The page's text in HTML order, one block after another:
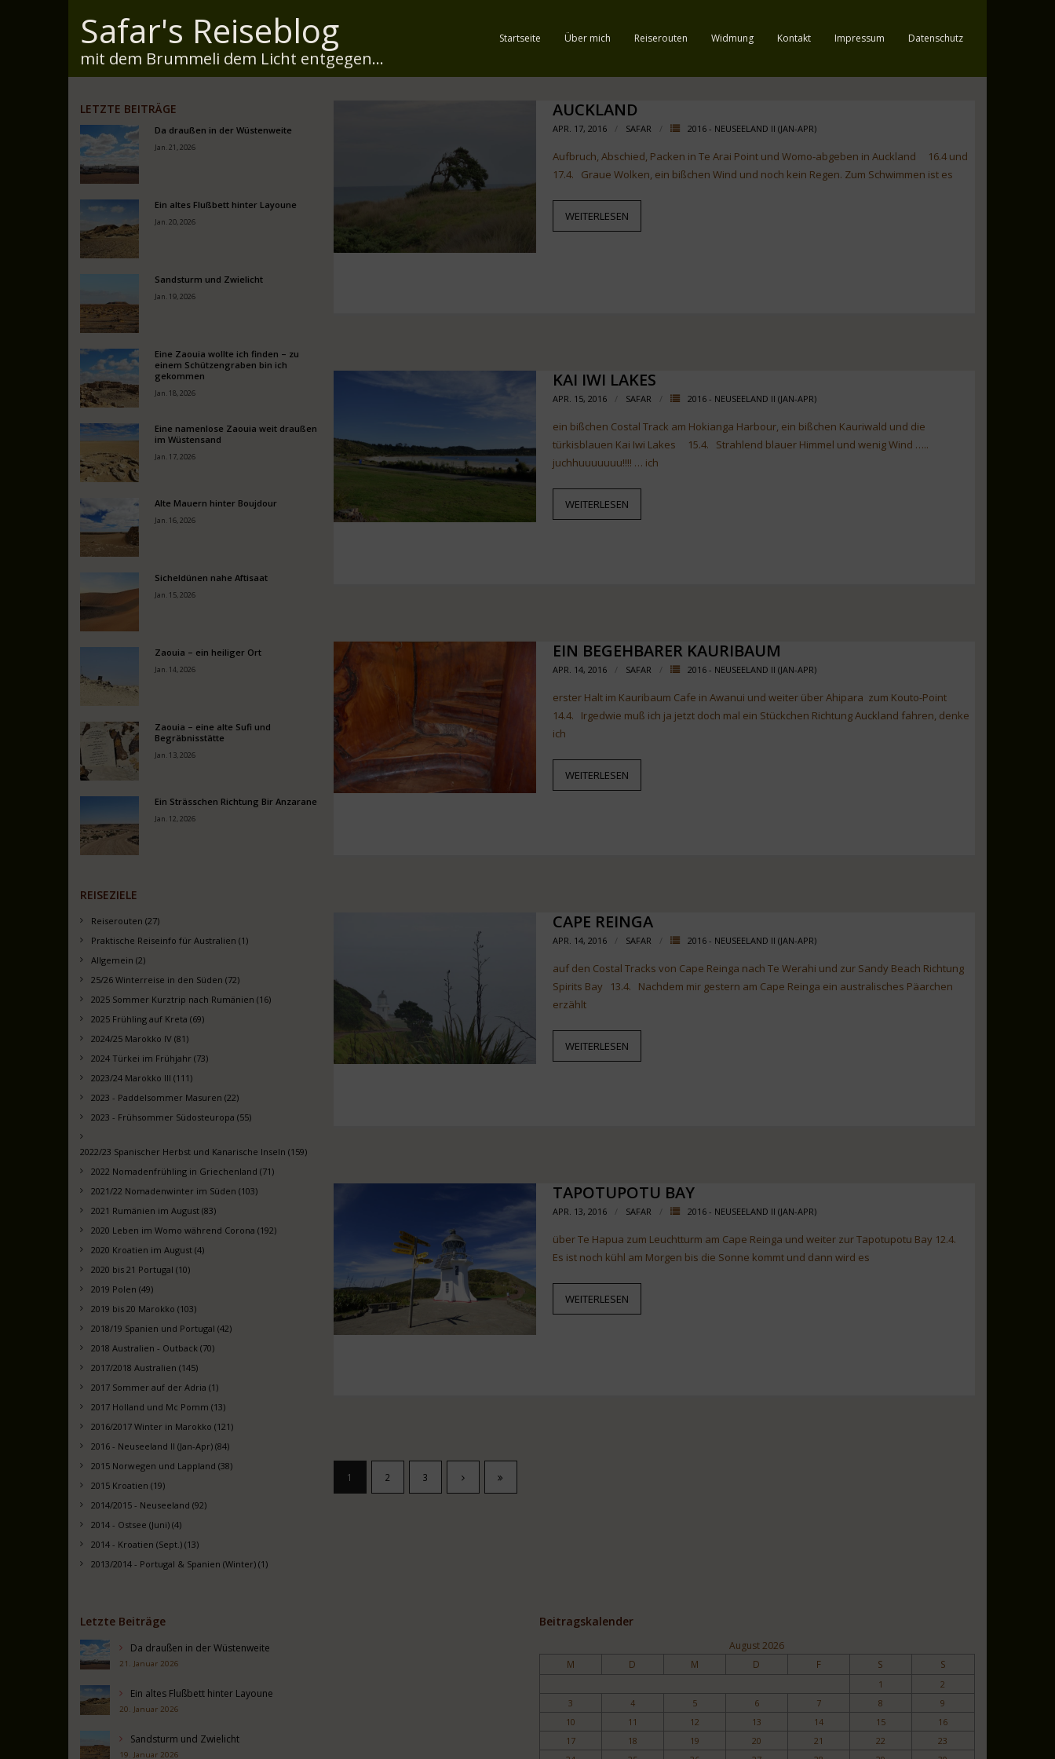
Safar's Reiseblog
mit dem Brummeli dem Licht entgegen...
Startseite Über mich Reiserouten Widmung Kontakt Impressum Datenschutz
AUCKLAND
APR. 17, 2016 SAFAR 2016 - NEUSEELAND II (JAN-APR)
Aufbruch, Abschied, Packen in Te Arai Point und Womo-abgeben in Auckland 16.4 und
17.4. Graue Wolken, ein bißchen Wind und noch kein Regen. Zum Schwimmen ist es
WEITERLESEN
KAI IWI LAKES
APR. 15, 2016 SAFAR 2016 - NEUSEELAND II (JAN-APR)
ein bißchen Costal Track am Hokianga Harbour, ein bißchen Kauriwald und die
türkisblauen Kai Iwi Lakes 15.4. Strahlend blauer Himmel und wenig Wind …..
juchhuuuuuuu!!!! … ich
WEITERLESEN
EIN BEGEHBARER KAURIBAUM
APR. 14, 2016 SAFAR 2016 - NEUSEELAND II (JAN-APR)
erster Halt im Kauribaum Cafe in Awanui und weiter über Ahipara zum Kouto-Point
14.4. Irgedwie muß ich ja jetzt doch mal ein Stückchen Richtung Auckland fahren, denke
ich
WEITERLESEN
CAPE REINGA
APR. 14, 2016 SAFAR 2016 - NEUSEELAND II (JAN-APR)
auf den Costal Tracks von Cape Reinga nach Te Werahi und zur Sandy Beach Richtung
Spirits Bay 13.4. Nachdem mir gestern am Cape Reinga ein australisches Päarchen
erzählt
WEITERLESEN
TAPOTUPOTU BAY
APR. 13, 2016 SAFAR 2016 - NEUSEELAND II (JAN-APR)
über Te Hapua zum Leuchtturm am Cape Reinga und weiter zur Tapotupotu Bay 12.4.
Es ist noch kühl am Morgen bis die Sonne kommt und dann wird es
WEITERLESEN
1 2 3
LETZTE BEITRÄGE
Da draußen in der Wüstenweite
Jan. 21, 2026
Ein altes Flußbett hinter Layoune
Jan. 20, 2026
Sandsturm und Zwielicht
Jan. 19, 2026
Eine Zaouia wollte ich finden – zu
einem Schützengraben bin ich
gekommen
Jan. 18, 2026
Eine namenlose Zaouia weit draußen
im Wüstensand
Jan. 17, 2026
Alte Mauern hinter Boujdour
Jan. 16, 2026
Sicheldünen nahe Aftisaat
Jan. 15, 2026
Zaouia – ein heiliger Ort
Jan. 14, 2026
Zaouia – eine alte Sufi und
Begräbnisstätte
Jan. 13, 2026
Ein Strässchen Richtung Bir Anzarane
Jan. 12, 2026
REISEZIELE
Reiserouten (27)
Praktische Reiseinfo für Australien (1)
Allgemein (2)
25/26 Winterreise in den Süden (72)
2025 Sommer Kurztrip nach Rumänien (16)
2025 Frühling auf Kreta (69)
2024/25 Marokko IV (81)
2024 Türkei im Frühjahr (73)
2023/24 Marokko III (111)
2023 - Paddelsommer Masuren (22)
2023 - Frühsommer Südosteuropa (55)
2022/23 Spanischer Herbst und Kanarische Inseln (159)
2022 Nomadenfrühling in Griechenland (71)
2021/22 Nomadenwinter im Süden (103)
2021 Rumänien im August (83)
2020 Leben im Womo während Corona (192)
2020 Kroatien im August (4)
2020 bis 21 Portugal (10)
2019 Polen (49)
2019 bis 20 Marokko (103)
2018/19 Spanien und Portugal (42)
2018 Australien - Outback (70)
2017/2018 Australien (145)
2017 Sommer auf der Adria (1)
2017 Holland und Mc Pomm (13)
2016/2017 Winter in Marokko (121)
2016 - Neuseeland II (Jan-Apr) (84)
2015 Norwegen und Lappland (38)
2015 Kroatien (19)
2014/2015 - Neuseeland (92)
2014 - Ostsee (Juni) (4)
2014 - Kroatien (Sept.) (13)
2013/2014 - Portugal & Spanien (Winter) (1)
Letzte Beiträge
Da draußen in der Wüstenweite
21. Januar 2026
Ein altes Flußbett hinter Layoune
20. Januar 2026
Sandsturm und Zwielicht
19. Januar 2026
Beitragskalender
August 2026
M D M D F S S
1
2
3
4 5 6 7 8
9
10
11 12 13 14 15
16
17
18 19 20 21 22
23